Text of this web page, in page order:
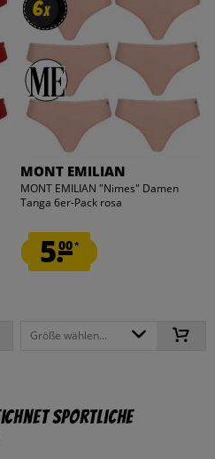
6x
6x
MONT EMILIAN
MONT EMILIAN "Nimes" Damen
Tanga 6er-Pack rosa
5.00*
Größe wählen...
sportliche